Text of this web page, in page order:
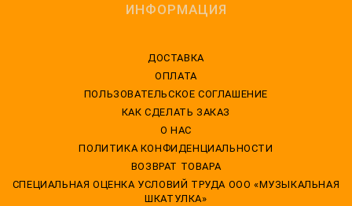
ИНФОРМАЦИЯ
ДОСТАВКА
ОПЛАТА
ПОЛЬЗОВАТЕЛЬСКОЕ СОГЛАШЕНИЕ
КАК СДЕЛАТЬ ЗАКАЗ
О НАС
ПОЛИТИКА КОНФИДЕНЦИАЛЬНОСТИ
ВОЗВРАТ ТОВАРА
CПЕЦИАЛЬНАЯ ОЦЕНКА УСЛОВИЙ ТРУДА ООО «МУЗЫКАЛЬНАЯ
ШКАТУЛКА»